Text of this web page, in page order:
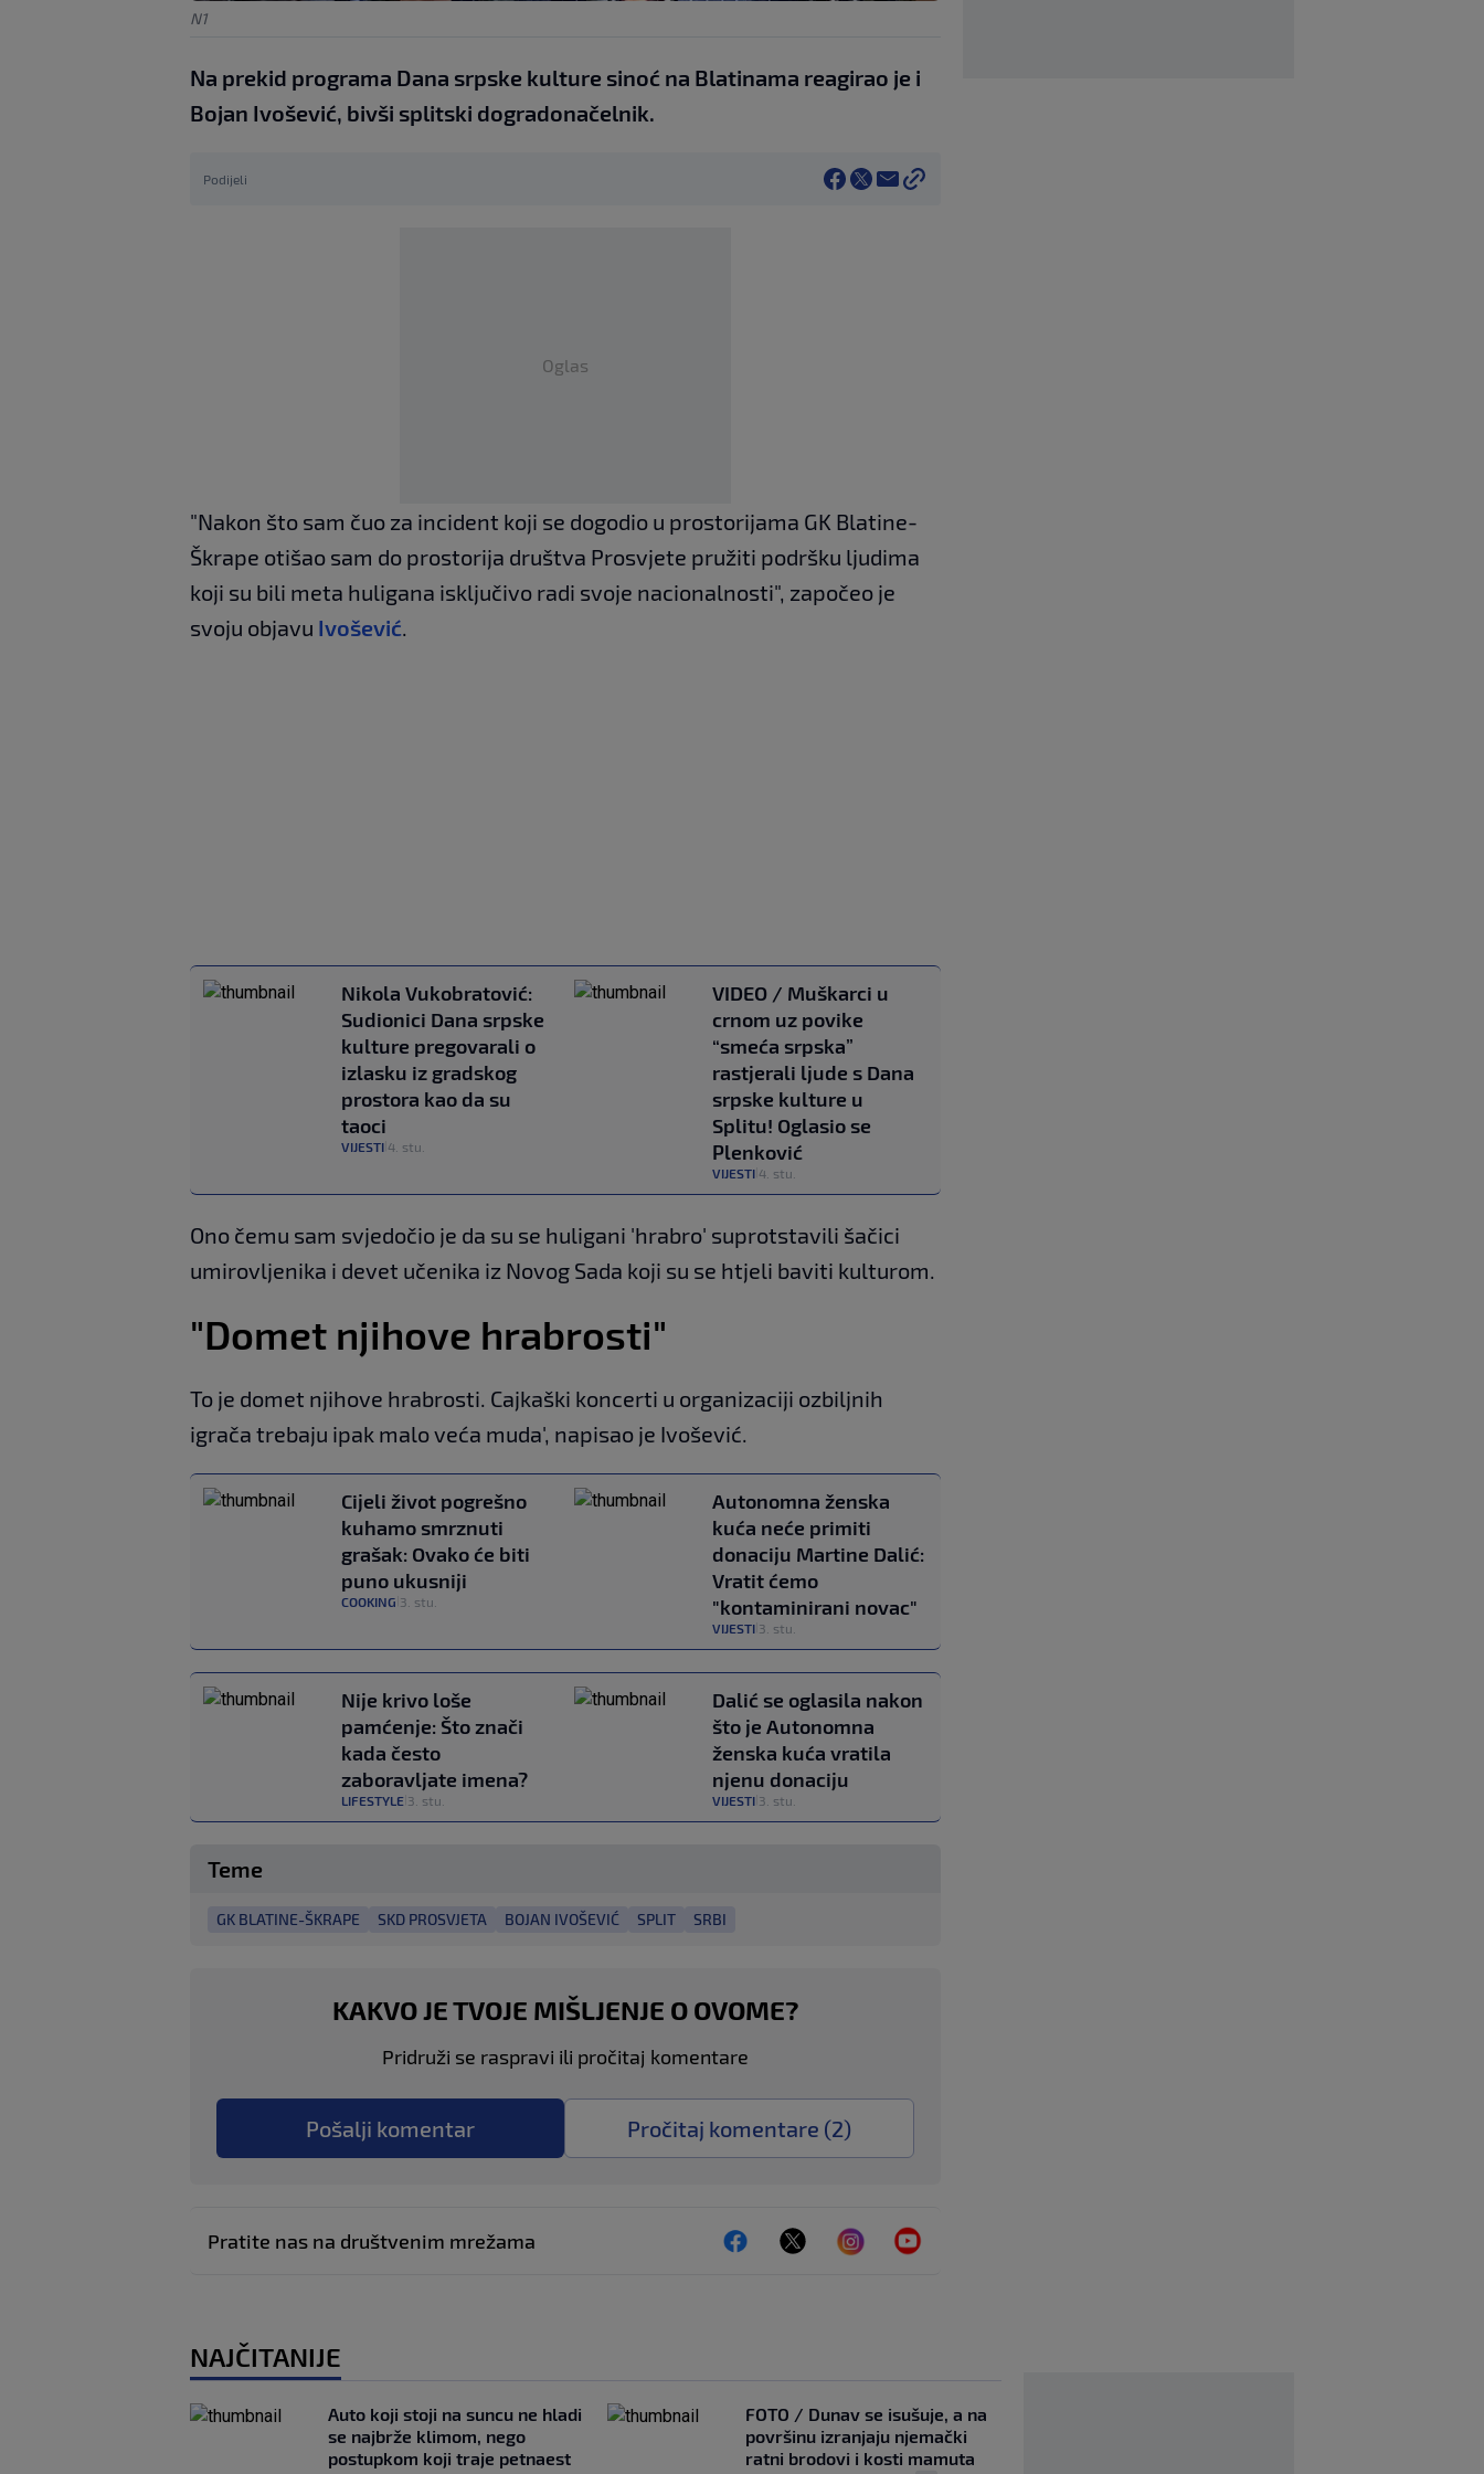
N1
Na prekid programa Dana srpske kulture sinoć na Blatinama reagirao je i
Bojan Ivošević, bivši splitski dogradonačelnik.
Podijeli
Oglas
"Nakon što sam čuo za incident koji se dogodio u prostorijama GK Blatine-
Škrape otišao sam do prostorija društva Prosvjete pružiti podršku ljudima
koji su bili meta huligana isključivo radi svoje nacionalnosti", započeo je
svoju objavu Ivošević.
Nikola Vukobratović:
Sudionici Dana srpske
kulture pregovarali o
izlasku iz gradskog
prostora kao da su
taoci
VIJESTI 4. stu.
VIDEO / Muškarci u
crnom uz povike
“smeća srpska”
rastjerali ljude s Dana
srpske kulture u
Splitu! Oglasio se
Plenković
VIJESTI 4. stu.
Ono čemu sam svjedočio je da su se huligani 'hrabro' suprotstavili šačici
umirovljenika i devet učenika iz Novog Sada koji su se htjeli baviti kulturom.
"Domet njihove hrabrosti"
To je domet njihove hrabrosti. Cajkaški koncerti u organizaciji ozbiljnih
igrača trebaju ipak malo veća muda', napisao je Ivošević.
Cijeli život pogrešno
kuhamo smrznuti
grašak: Ovako će biti
puno ukusniji
COOKING 3. stu.
Autonomna ženska
kuća neće primiti
donaciju Martine Dalić:
Vratit ćemo
"kontaminirani novac"
VIJESTI 3. stu.
Nije krivo loše
pamćenje: Što znači
kada često
zaboravljate imena?
LIFESTYLE 3. stu.
Dalić se oglasila nakon
što je Autonomna
ženska kuća vratila
njenu donaciju
VIJESTI 3. stu.
Teme
GK BLATINE-ŠKRAPE SKD PROSVJETA BOJAN IVOŠEVIĆ SPLIT SRBI
KAKVO JE TVOJE MIŠLJENJE O OVOME?
Pridruži se raspravi ili pročitaj komentare
Pošalji komentar Pročitaj komentare (2)
Pratite nas na društvenim mrežama
NAJČITANIJE
Auto koji stoji na suncu ne hladi
se najbrže klimom, nego
postupkom koji traje petnaest
FOTO / Dunav se isušuje, a na
površinu izranjaju njemački
ratni brodovi i kosti mamuta